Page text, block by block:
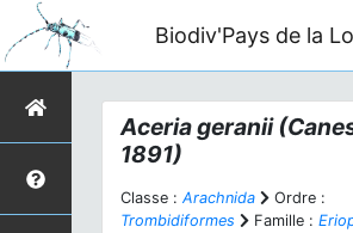
Biodiv'Pays de la
Aceria geranii
1891)
Classe : Arachnida
Ordre :
Trombidiformes
Famille :